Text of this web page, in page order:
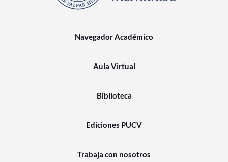
Navegador Académico
Aula Virtual
Biblioteca
Ediciones PUCV
Trabaja con nosotros